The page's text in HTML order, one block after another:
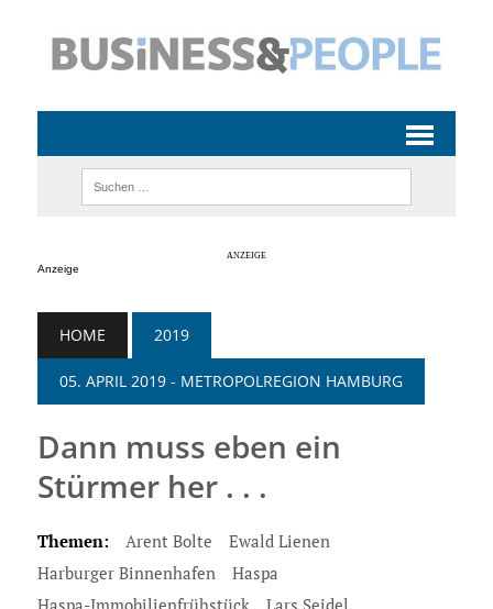
Anzeige
HOME 2019
05. APRIL 2019 - METROPOLREGION HAMBURG
Dann muss eben ein
Stürmer her . . .
Themen: Arent Bolte
Ewald Lienen
Harburger Binnenhafen
Haspa
Haspa-Immobilienfrühstück
Lars Seidel